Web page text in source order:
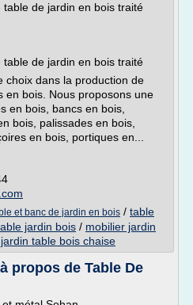
de jardin en bois traité
de jardin en bois traité
choix dans la production de
en bois. Nous proposons une
en bois, bancs en bois,
bois, palissades en bois,
en bois, portiques en...
et banc de jardin en bois / table
jardin bois / mobilier jardin
table bois chaise
propos de Table De